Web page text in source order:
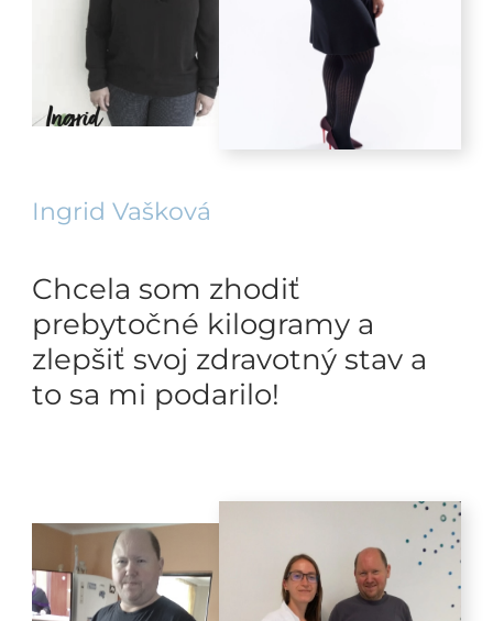
Ingrid Vašková
Chcela som zhodiť
prebytočné kilogramy a
zlepšiť svoj zdravotný stav a
to sa mi podarilo!